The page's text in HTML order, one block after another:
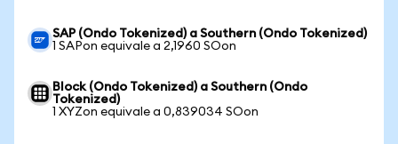
SAP (Ondo Tokenized) a Southern (Ondo Tokenized)
1 SAPon equivale a 2,1960 SOon
Block (Ondo Tokenized) a Southern (Ondo
Tokenized)
1 XYZon equivale a 0,839034 SOon